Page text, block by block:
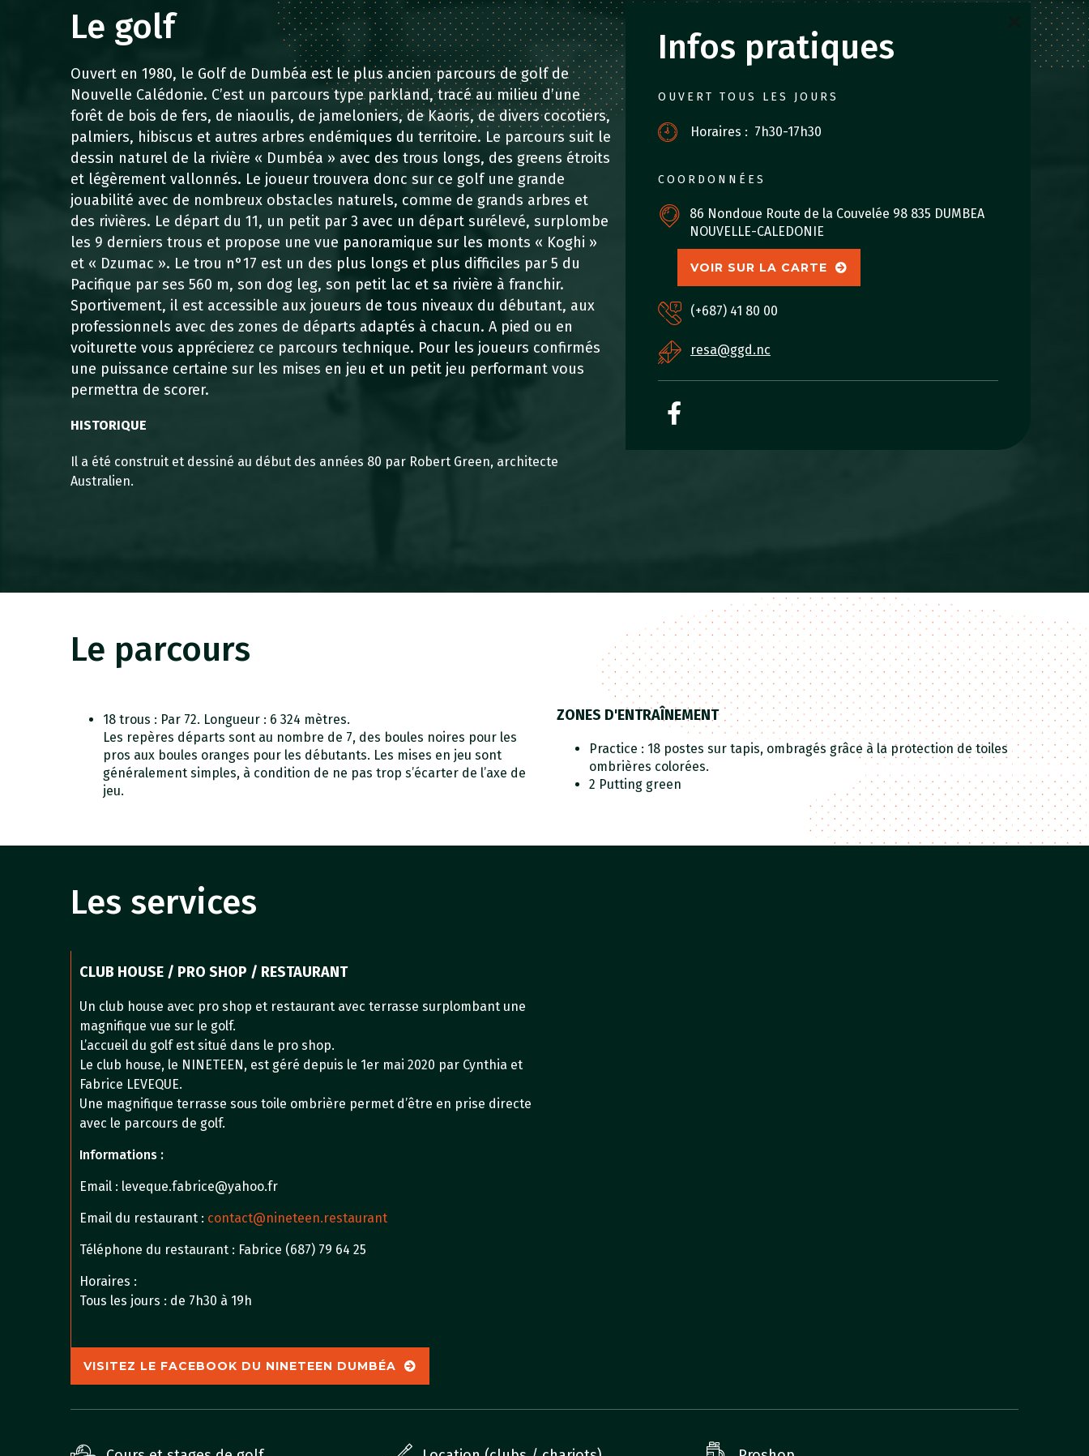
Le golf
Ouvert en 1980, le Golf de Dumbéa est le plus ancien parcours de golf de
Nouvelle Calédonie. C’est un parcours type parkland, tracé au milieu d’une
forêt de bois de fers, de niaoulis, de jameloniers, de Kaoris, de divers cocotiers,
palmiers, hibiscus et autres arbres endémiques du territoire. Le parcours suit le
dessin naturel de la rivière « Dumbéa » avec des trous longs, des greens étroits
et légèrement vallonnés. Le joueur trouvera donc sur ce golf une grande
jouabilité avec de nombreux obstacles naturels, comme de grands arbres et
des rivières. Le départ du 11, un petit par 3 avec un départ surélevé, surplombe
les 9 derniers trous et propose une vue panoramique sur les monts « Koghi »
et « Dzumac ». Le trou n°17 est un des plus longs et plus difficiles par 5 du
Pacifique par ses 560 m, son dog leg, son petit lac et sa rivière à franchir.
Sportivement, il est accessible aux joueurs de tous niveaux du débutant, aux
professionnels avec des zones de départs adaptés à chacun. A pied ou en
voiturette vous apprécierez ce parcours technique. Pour les joueurs confirmés
une puissance certaine sur les mises en jeu et un petit jeu performant vous
permettra de scorer.
HISTORIQUE
Il a été construit et dessiné au début des années 80 par Robert Green, architecte
Australien.
Infos pratiques
OUVERT TOUS LES JOURS
Horaires : 7h30-17h30
COORDONNÉES
86 Nondoue Route de la Couvelée 98 835 DUMBEA
NOUVELLE-CALEDONIE
VOIR SUR LA CARTE
(+687) 41 80 00
resa@ggd.nc
Le parcours
18 trous : Par 72. Longueur : 6 324 mètres.
Les repères départs sont au nombre de 7, des boules noires pour les
pros aux boules oranges pour les débutants. Les mises en jeu sont
généralement simples, à condition de ne pas trop s’écarter de l’axe de
jeu.
ZONES D'ENTRAÎNEMENT
Practice : 18 postes sur tapis, ombragés grâce à la protection de toiles
ombrières colorées.
2 Putting green
Les services
CLUB HOUSE / PRO SHOP / RESTAURANT
Un club house avec pro shop et restaurant avec terrasse surplombant une
magnifique vue sur le golf.
L’accueil du golf est situé dans le pro shop.
Le club house, le NINETEEN, est géré depuis le 1er mai 2020 par Cynthia et
Fabrice LEVEQUE.
Une magnifique terrasse sous toile ombrière permet d’être en prise directe
avec le parcours de golf.
Informations :
Email : leveque.fabrice@yahoo.fr
Email du restaurant : contact@nineteen.restaurant
Téléphone du restaurant : Fabrice (687) 79 64 25
Horaires :
Tous les jours : de 7h30 à 19h
VISITEZ LE FACEBOOK DU NINETEEN DUMBÉA